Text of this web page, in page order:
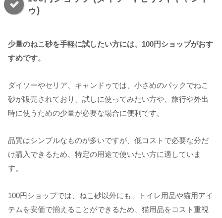
ゥ)
少量のねこ砂を手軽に試したい方には、100円ショップがおす
すめです。
ダイソーやセリア、キャンドゥでは、小さめのパックでねこ
砂が販売されており、試しに使ってみたい方や、旅行や外出
時に使うための少量が必要な場合に便利です。
品質はシンプルなものが多いですが、低コストで必要な分だ
け購入できるため、特定の用途で使いたい方に適していま
す。
100円ショップでは、ねこ砂以外にも、トイレ用品や猫用アイ
テムを安価で揃えることができるため、猫用品をコスト重視